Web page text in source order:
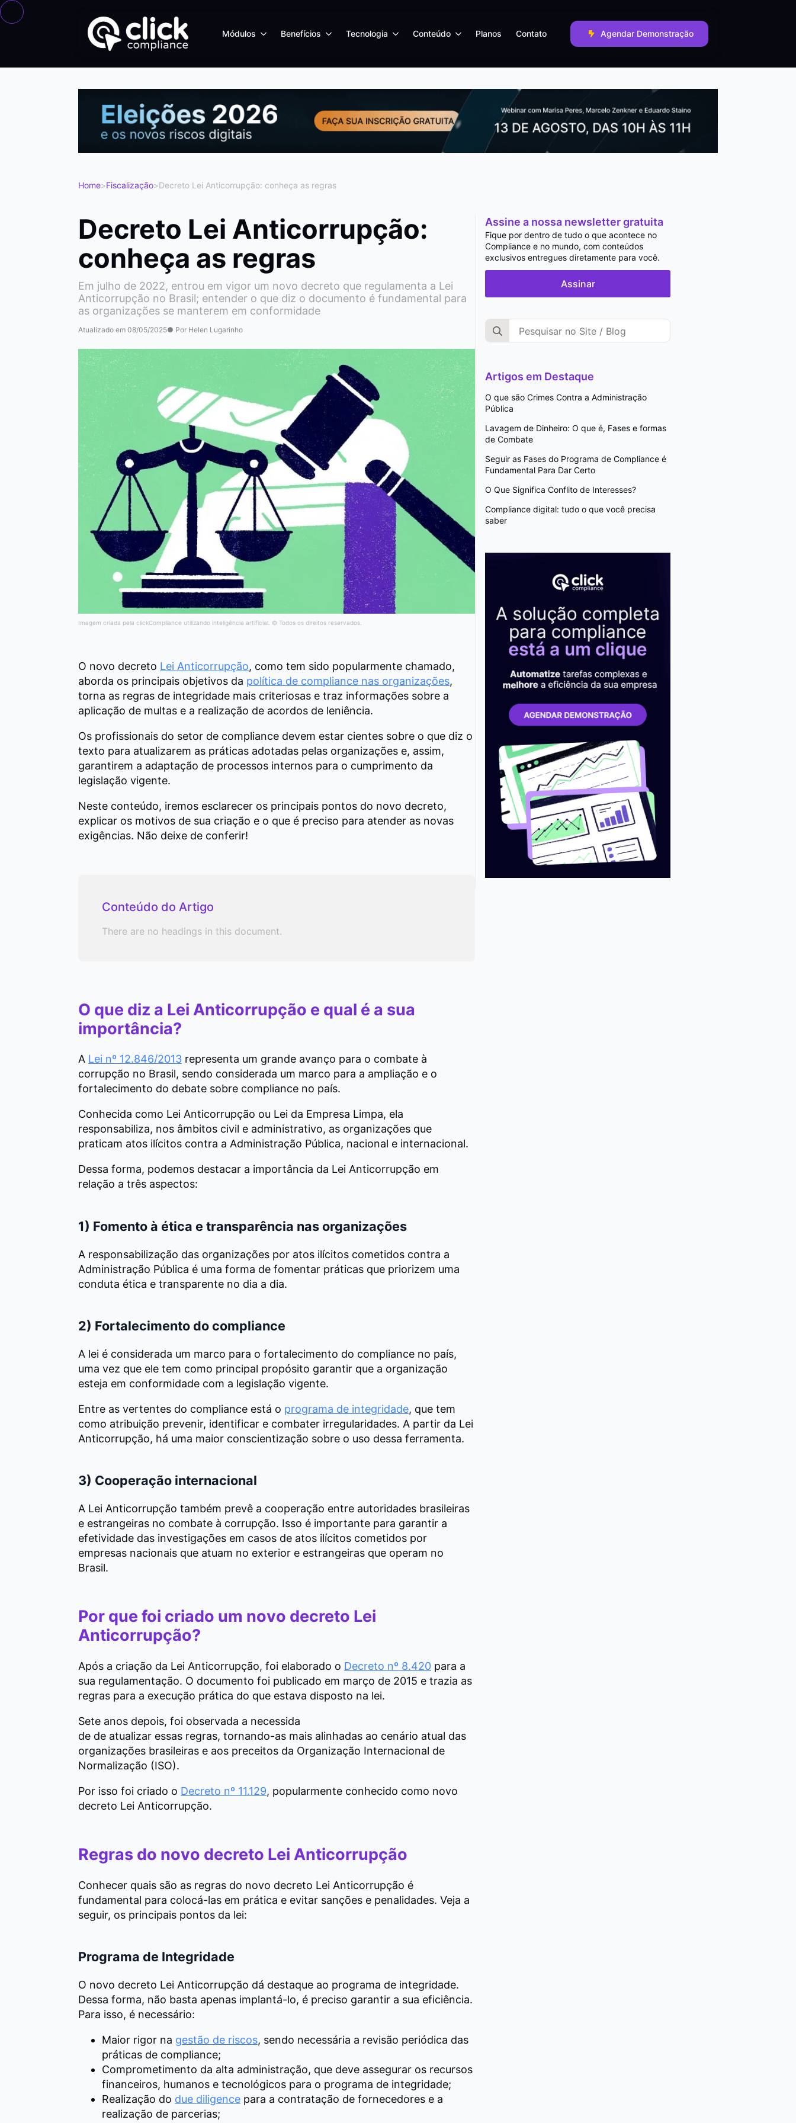
Módulos Benefícios Tecnologia Conteúdo Planos Contato Agendar Demonstração
Home>Fiscalização>Decreto Lei Anticorrupção: conheça as regras
Decreto Lei Anticorrupção:
conheça as regras
Em julho de 2022, entrou em vigor um novo decreto que regulamenta a Lei
Anticorrupção no Brasil; entender o que diz o documento é fundamental para
as organizações se manterem em conformidade
Atualizado em 08/05/2025● Por Helen Lugarinho
Imagem criada pela clickCompliance utilizando inteligência artificial. © Todos os direitos reservados.
O novo decreto Lei Anticorrupção, como tem sido popularmente chamado,
aborda os principais objetivos da política de compliance nas organizações,
torna as regras de integridade mais criteriosas e traz informações sobre a
aplicação de multas e a realização de acordos de leniência.
Os profissionais do setor de compliance devem estar cientes sobre o que diz o
texto para atualizarem as práticas adotadas pelas organizações e, assim,
garantirem a adaptação de processos internos para o cumprimento da
legislação vigente.
Neste conteúdo, iremos esclarecer os principais pontos do novo decreto,
explicar os motivos de sua criação e o que é preciso para atender as novas
exigências. Não deixe de conferir!
Conteúdo do Artigo
There are no headings in this document.
O que diz a Lei Anticorrupção e qual é a sua
importância?
A Lei nº 12.846/2013 representa um grande avanço para o combate à
corrupção no Brasil, sendo considerada um marco para a ampliação e o
fortalecimento do debate sobre compliance no país.
Conhecida como Lei Anticorrupção ou Lei da Empresa Limpa, ela
responsabiliza, nos âmbitos civil e administrativo, as organizações que
praticam atos ilícitos contra a Administração Pública, nacional e internacional.
Dessa forma, podemos destacar a importância da Lei Anticorrupção em
relação a três aspectos:
1) Fomento à ética e transparência nas organizações
A responsabilização das organizações por atos ilícitos cometidos contra a
Administração Pública é uma forma de fomentar práticas que priorizem uma
conduta ética e transparente no dia a dia.
2) Fortalecimento do compliance
A lei é considerada um marco para o fortalecimento do compliance no país,
uma vez que ele tem como principal propósito garantir que a organização
esteja em conformidade com a legislação vigente.
Entre as vertentes do compliance está o programa de integridade, que tem
como atribuição prevenir, identificar e combater irregularidades. A partir da Lei
Anticorrupção, há uma maior conscientização sobre o uso dessa ferramenta.
3) Cooperação internacional
A Lei Anticorrupção também prevê a cooperação entre autoridades brasileiras
e estrangeiras no combate à corrupção. Isso é importante para garantir a
efetividade das investigações em casos de atos ilícitos cometidos por
empresas nacionais que atuam no exterior e estrangeiras que operam no
Brasil.
Por que foi criado um novo decreto Lei
Anticorrupção?
Após a criação da Lei Anticorrupção, foi elaborado o Decreto nº 8.420 para a
sua regulamentação. O documento foi publicado em março de 2015 e trazia as
regras para a execução prática do que estava disposto na lei.
Sete anos depois, foi observada a necessida
de de atualizar essas regras, tornando-as mais alinhadas ao cenário atual das
organizações brasileiras e aos preceitos da Organização Internacional de
Normalização (ISO).
Por isso foi criado o Decreto nº 11.129, popularmente conhecido como novo
decreto Lei Anticorrupção.
Regras do novo decreto Lei Anticorrupção
Conhecer quais são as regras do novo decreto Lei Anticorrupção é
fundamental para colocá-las em prática e evitar sanções e penalidades. Veja a
seguir, os principais pontos da lei:
Programa de Integridade
O novo decreto Lei Anticorrupção dá destaque ao programa de integridade.
Dessa forma, não basta apenas implantá-lo, é preciso garantir a sua eficiência.
Para isso, é necessário:
Maior rigor na gestão de riscos, sendo necessária a revisão periódica das
práticas de compliance;
Comprometimento da alta administração, que deve assegurar os recursos
financeiros, humanos e tecnológicos para o programa de integridade;
Realização do due diligence para a contratação de fornecedores e a
realização de parcerias;
Assine a nossa newsletter gratuita
Fique por dentro de tudo o que acontece no
Compliance e no mundo, com conteúdos
exclusivos entregues diretamente para você.
Assinar
Search
for:
Artigos em Destaque
O que são Crimes Contra a Administração
Pública
Lavagem de Dinheiro: O que é, Fases e formas
de Combate
Seguir as Fases do Programa de Compliance é
Fundamental Para Dar Certo
O Que Significa Conflito de Interesses?
Compliance digital: tudo o que você precisa
saber